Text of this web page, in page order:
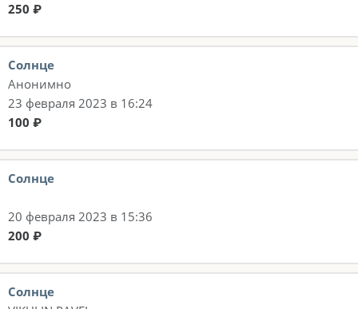
250 ₽
Солнце
Анонимно
23 февраля 2023 в 16:24
100 ₽
Солнце
20 февраля 2023 в 15:36
200 ₽
Солнце